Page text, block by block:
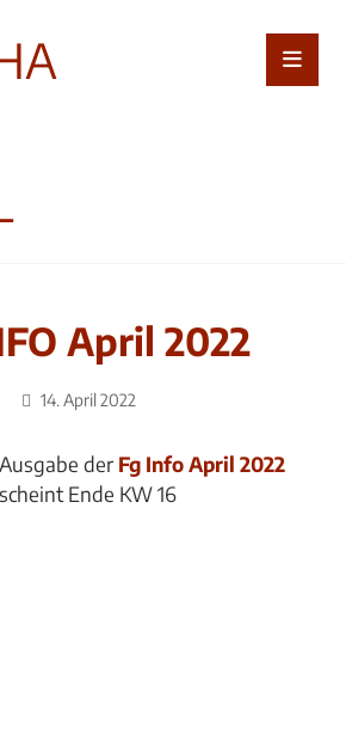
April 2022
14. April 2022
der Fg Info April 2022
Ende KW 16